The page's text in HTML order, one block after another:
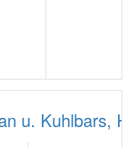
u. Kuhlbars,